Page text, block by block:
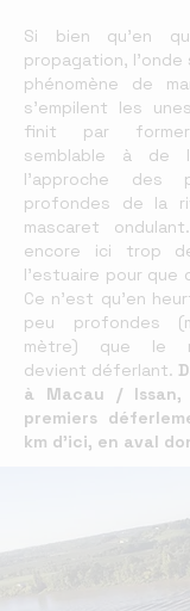
Si bien qu’en
propagation,
phénomène de
s’empilent les
finit par
semblable à de
l’approche des
profondes de la
mascaret
encore ici trop
l’estuaire pour que
Ce n’est qu’en
peu profondes
mètre) que le
devient déferlant.
à Macau / Issan,
premiers
km d’ici, en aval